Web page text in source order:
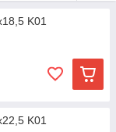
K01
K01